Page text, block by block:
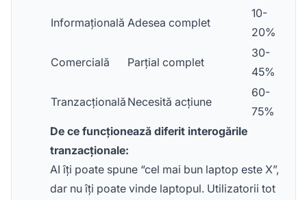
Informațională Adesea complet
10-
20%
Comercială Parțial complet
30-
45%
Tranzacțională Necesită acțiune
60-
75%
De ce funcționează diferit interogările
tranzacționale:
AI îți poate spune “cel mai bun laptop este X”,
dar nu îți poate vinde laptopul. Utilizatorii tot